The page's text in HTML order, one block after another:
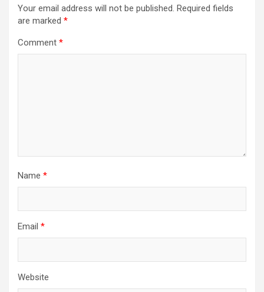
Your email address will not be published. Required fields
are marked *
Comment *
Name *
Email *
Website